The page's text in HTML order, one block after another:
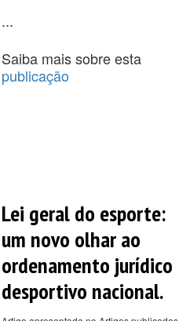
...
Saiba mais sobre esta
publicação
Lei geral do esporte:
um novo olhar ao
ordenamento jurídico
desportivo nacional.